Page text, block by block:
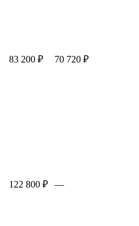
83 200 ₽ 70 720 ₽
122 800 ₽ —